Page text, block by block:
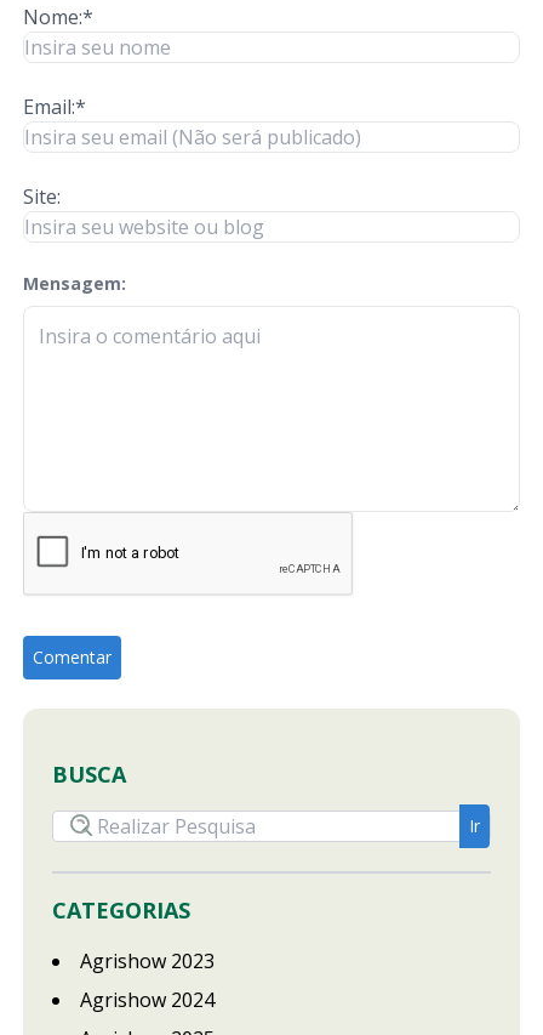
Nome:*
Email:*
Site:
Mensagem:
check-terms
BUSCA
CATEGORIAS
Agrishow 2023
Agrishow 2024